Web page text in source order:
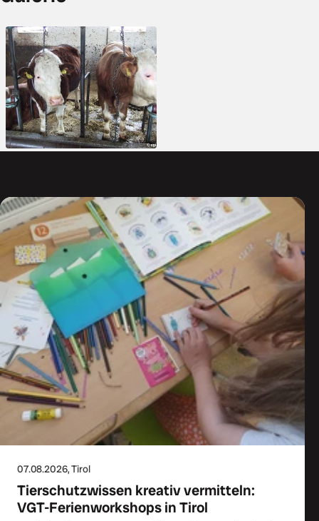
07.08.2026, Tirol
Tierschutzwissen kreativ vermitteln:
VGT-Ferienworkshops in Tirol